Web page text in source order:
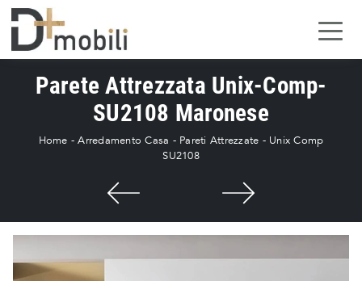
Parete Attrezzata Unix-Comp-
SU2108 Maronese
Home -Arredamento Casa - Pareti Attrezzate - Unix Comp
SU2108